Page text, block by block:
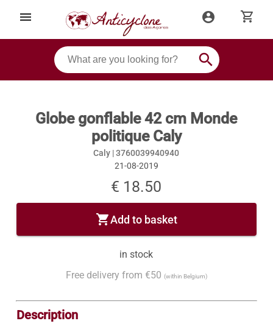
menu account_circle shopping_cart
search
Globe gonflable 42 cm Monde
politique Caly
Caly |3760039940940
21-08-2019
€ 18.50
shopping_cartAdd to basket
in stock
Free delivery from €50 (within Belgium)
Description